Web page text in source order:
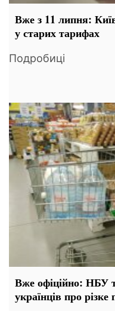
Вже з 11 липня:
у старих тарифах
Подробиці
Вже офіційно: НБУ
українців про